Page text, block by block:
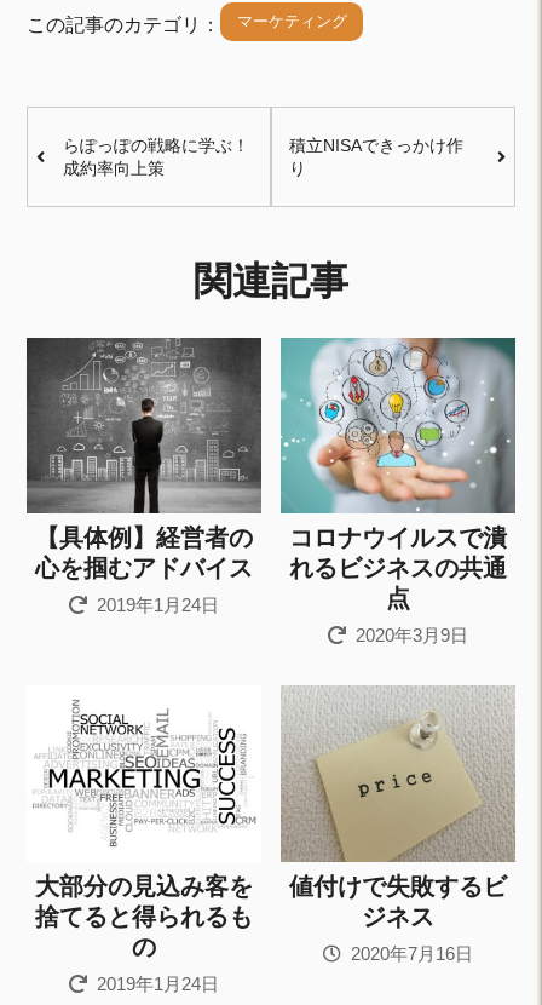
この記事のカテゴリ： マーケティング
らぽっぽの戦略に学ぶ！
成約率向上策
積立NISAできっかけ作
り
関連記事
【具体例】経営者の
心を掴むアドバイス
2019年1月24日
コロナウイルスで潰
れるビジネスの共通
点
2020年3月9日
大部分の見込み客を
捨てると得られるも
の
2019年1月24日
値付けで失敗するビ
ジネス
2020年7月16日